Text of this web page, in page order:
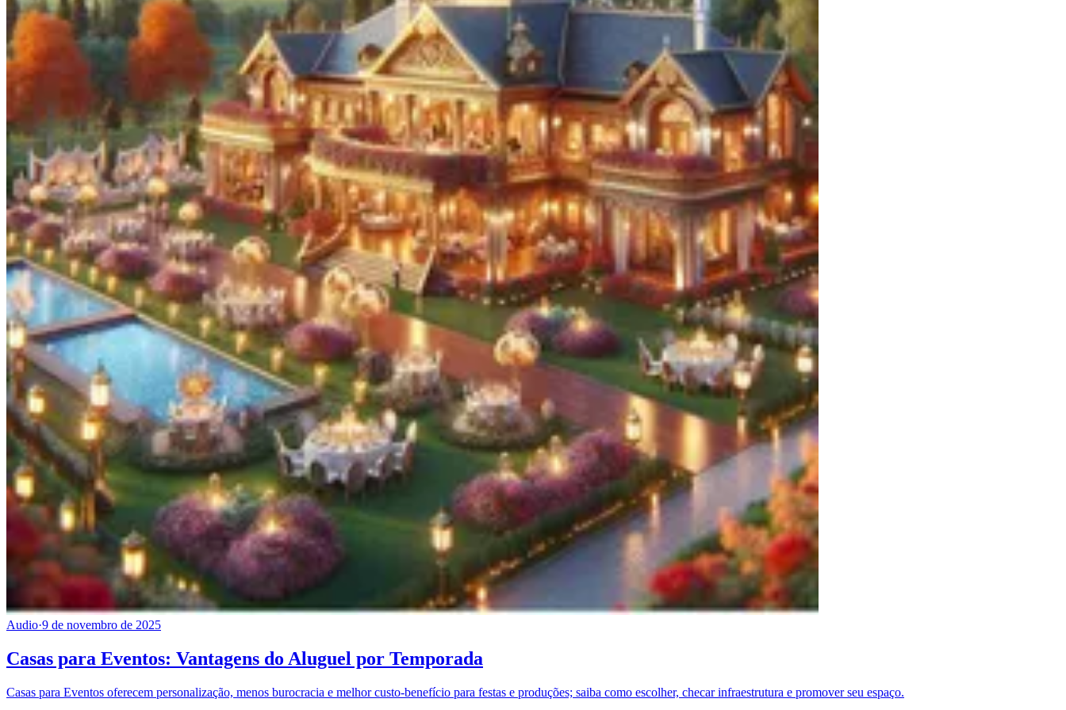
Audio·9 de novembro de 2025
Casas para Eventos: Vantagens do Aluguel por Temporada
Casas para Eventos oferecem personalização, menos burocracia e melhor custo-benefício para festas e produções; saiba como escolher, checar infraestrutura e promover seu espaço.